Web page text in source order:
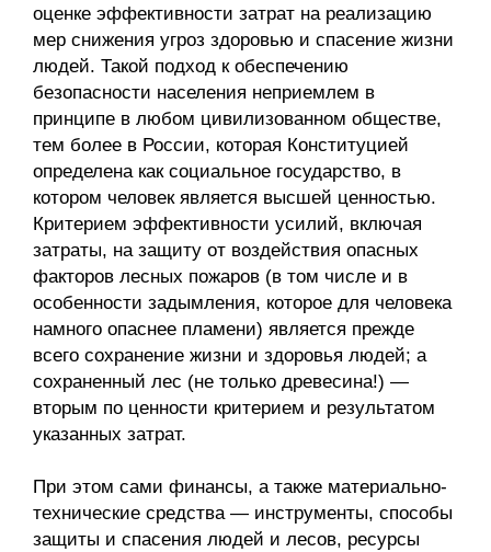
оценке эффективности затрат на реализацию
мер снижения угроз здоровью и спасение жизни
людей. Такой подход к обеспечению
безопасности населения неприемлем в
принципе в любом цивилизованном обществе,
тем более в России, которая Конституцией
определена как социальное государство, в
котором человек является высшей ценностью.
Критерием эффективности усилий, включая
затраты, на защиту от воздействия опасных
факторов лесных пожаров (в том числе и в
особенности задымления, которое для человека
намного опаснее пламени) является прежде
всего сохранение жизни и здоровья людей; а
сохраненный лес (не только древесина!) —
вторым по ценности критерием и результатом
указанных затрат.
При этом сами финансы, а также материально-
технические средства — инструменты, способы
защиты и спасения людей и лесов, ресурсы